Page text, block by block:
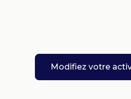
Modifiez votre